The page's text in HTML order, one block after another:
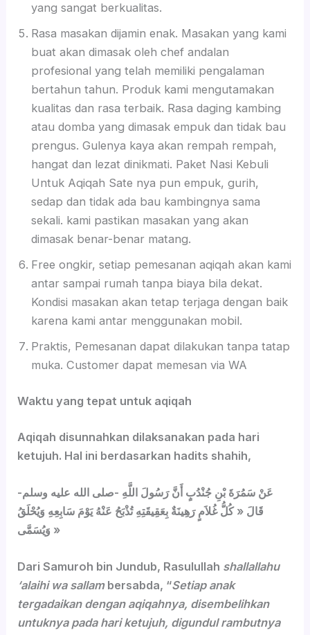
yang sangat berkualitas.
Rasa masakan dijamin enak. Masakan yang kami
buat akan dimasak oleh chef andalan
profesional yang telah memiliki pengalaman
bertahun tahun. Produk kami mengutamakan
kualitas dan rasa terbaik. Rasa daging kambing
atau domba yang dimasak empuk dan tidak bau
prengus. Gulenya kaya akan rempah rempah,
hangat dan lezat dinikmati. Paket Nasi Kebuli
Untuk Aqiqah Sate nya pun empuk, gurih,
sedap dan tidak ada bau kambingnya sama
sekali. kami pastikan masakan yang akan
dimasak benar-benar matang.
Free ongkir, setiap pemesanan aqiqah akan kami
antar sampai rumah tanpa biaya bila dekat.
Kondisi masakan akan tetap terjaga dengan baik
karena kami antar menggunakan mobil.
Praktis, Pemesanan dapat dilakukan tanpa tatap
muka. Customer dapat memesan via WA
Waktu yang tepat untuk aqiqah
Aqiqah disunnahkan dilaksanakan pada hari
ketujuh. Hal ini berdasarkan hadits shahih,
عَنْ سَمُرَةَ بْنِ جُنْدُبٍ أَنَّ رَسُولَ اللَّهِ -صلى الله عليه وسلم-
قَالَ « كُلُّ غُلاَمٍ رَهِينَةٌ بِعَقِيقَتِهِ تُذْبَحُ عَنْهُ يَوْمَ سَابِعِهِ وَيُحْلَقُ
وَيُسَمَّى »
Dari Samuroh bin Jundub, Rasulullah shallallahu
‘alaihi wa sallambersabda, “Setiap anak
tergadaikan dengan aqiqahnya, disembelihkan
untuknya pada hari ketujuh, digundul rambutnya